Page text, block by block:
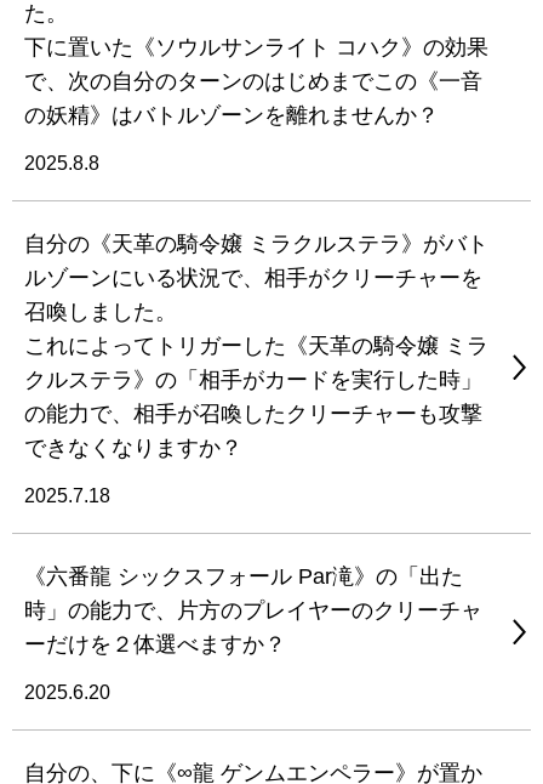
た。
下に置いた《ソウルサンライト コハク》の効果
で、次の自分のターンのはじめまでこの《一音
の妖精》はバトルゾーンを離れませんか？
2025.8.8
自分の《天革の騎令嬢 ミラクルステラ》がバト
ルゾーンにいる状況で、相手がクリーチャーを
召喚しました。
これによってトリガーした《天革の騎令嬢 ミラ
クルステラ》の「相手がカードを実行した時」
の能力で、相手が召喚したクリーチャーも攻撃
できなくなりますか？
2025.7.18
《六番龍 シックスフォール Par滝》の「出た
時」の能力で、片方のプレイヤーのクリーチャ
ーだけを２体選べますか？
2025.6.20
自分の、下に《∞龍 ゲンムエンペラー》が置か